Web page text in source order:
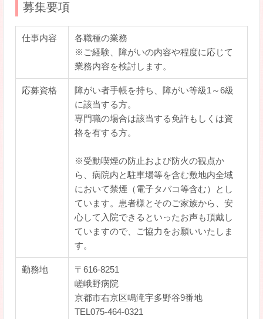
募集要項
仕事内容
各職種の業務
※ご経験、障がいの内容や程度に応じて
業務内容を検討します。
応募資格
障がい者手帳を持ち、障がい等級1～6級
に該当する方。
専門職の場合は該当する免許もしくは資
格を有する方。
※受動喫煙の防止および防火の観点か
ら、病院内と駐車場等を含む敷地内全域
において禁煙（電子タバコ等含む）とし
ています。患者様とそのご家族から、安
心して入院できるといったお声も頂戴し
ていますので、ご協力をお願いいたしま
す。
勤務地
〒616-8251
嵯峨野病院
京都市右京区鳴滝宇多野谷9番地
TEL075-464-0321